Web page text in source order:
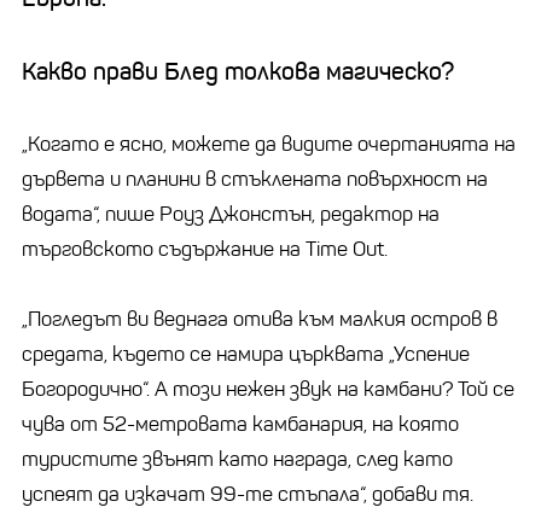
Какво прави Блед толкова магическо?
„Когато е ясно, можете да видите очертанията на
дървета и планини в стъклената повърхност на
водата“, пише Роуз Джонстън, редактор на
търговското съдържание на Time Out.
„Погледът ви веднага отива към малкия остров в
средата, където се намира църквата „Успение
Богородично“. А този нежен звук на камбани? Той се
чува от 52-метровата камбанария, на която
туристите звънят като награда, след като
успеят да изкачат 99-те стъпала“, добави тя.